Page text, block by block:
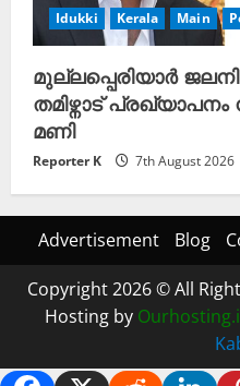
Idukki Kerala Main
മുല്ലപ്പെരിയാർ
തമിഴ്നാട്
മണി
Reporter K 7th August 2026
Advertisement Blog
Copyright 2026 © All
Hosting by